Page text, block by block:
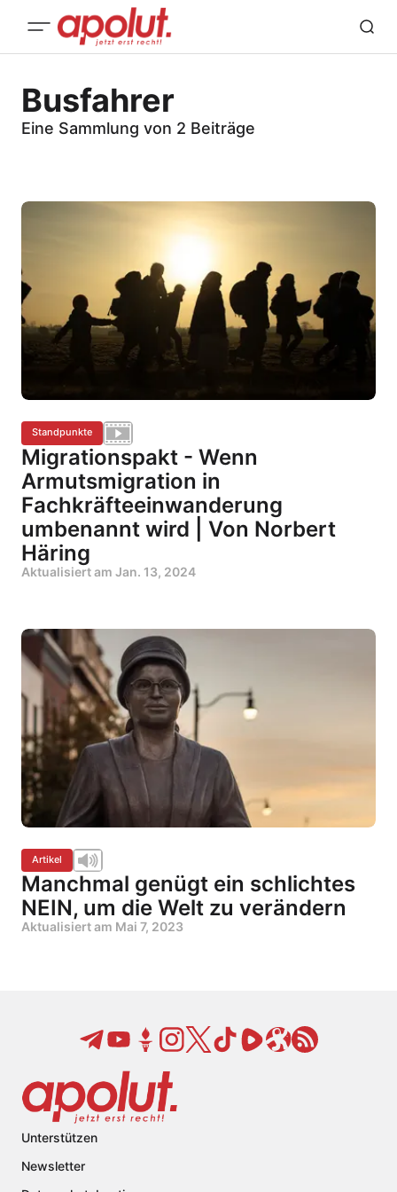
Busfahrer
Eine Sammlung von 2 Beiträge
Standpunkte
Migrationspakt - Wenn
Armutsmigration in
Fachkräfteeinwanderung
umbenannt wird | Von Norbert
Häring
Aktualisiert am Jan. 13, 2024
Artikel
Manchmal genügt ein schlichtes
NEIN, um die Welt zu verändern
Aktualisiert am Mai 7, 2023
Unterstützen
Newsletter